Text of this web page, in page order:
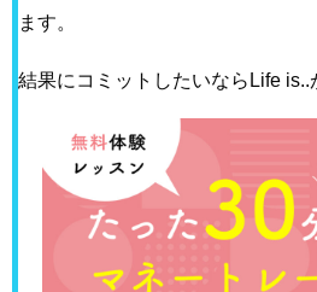
ます。
結果にコミットしたいならLife is..